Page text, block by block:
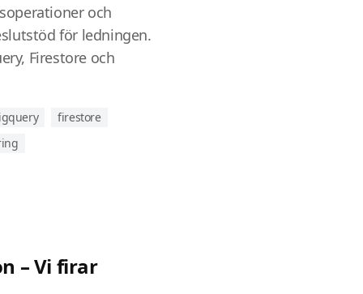
och
för ledningen.
Firestore och
firestore
– Vi firar